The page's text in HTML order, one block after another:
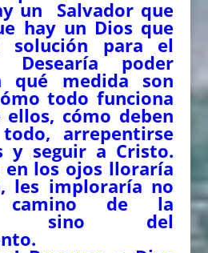
un Salvador que
hay un Dios que
solución para el
poder
qué medida son
todo funciona
cómo deben
arrepentirse
y seguir a Cristo.
en los ojos lloraría
les imploraría no
de la
sino del